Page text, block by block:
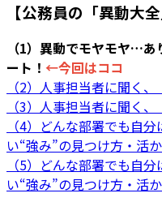
【公務員の「異動大全
（1）異動でモヤモヤ…
ート！ ←今回はココ
（2）人事担当者に聞く
（3）人事担当者に聞く
（4）どんな部署でも自
い“強み”の見つけ方・活
（5）どんな部署でも自
い“強み”の見つけ方・活